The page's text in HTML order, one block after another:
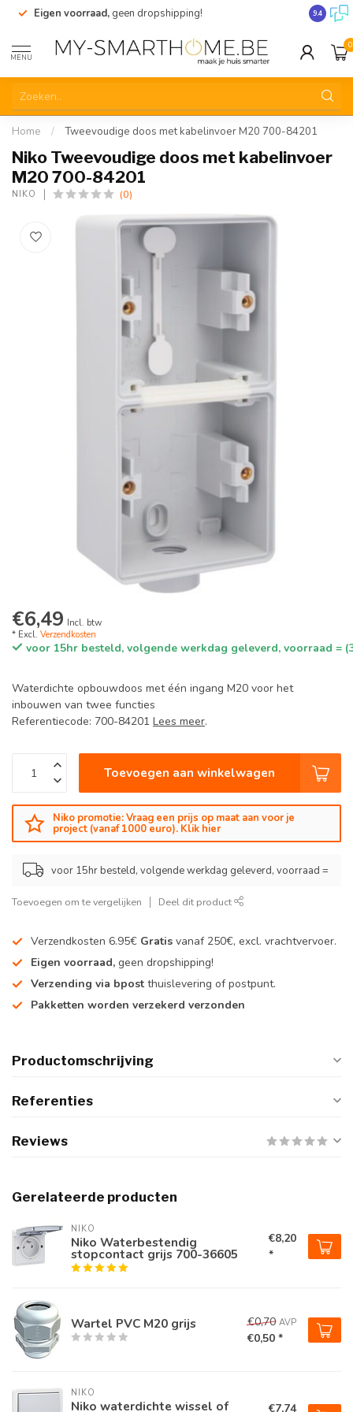
Eigen voorraad, geen dropshipping! 9.4
MENU
0
Home / Tweevoudige doos met kabelinvoer M20 700-84201
Niko Tweevoudige doos met kabelinvoer
M20 700-84201
NIKO (0)
€6,49 Incl. btw
* Excl. Verzendkosten
voor 15hr besteld, volgende werkdag geleverd, voorraad =
Waterdichte opbouwdoos met één ingang M20 voor het
inbouwen van twee functies
Referentiecode: 700-84201 Lees meer.
Toevoegen aan winkelwagen
Niko promotie: Vraag een prijs op maat aan voor je
project (vanaf 1000 euro). Klik hier
voor 15hr besteld, volgende werkdag geleverd, voorraad =
Toevoegen om te vergelijken Deel dit product
Verzendkosten 6.95€ Gratis vanaf 250€, excl. vrachtvervoer.
Eigen voorraad, geen dropshipping!
Verzending via bpost thuislevering of postpunt.
Pakketten worden verzekerd verzonden
Productomschrijving
Referenties
Reviews
Gerelateerde producten
NIKO
Niko Waterbestendig
stopcontact grijs 700-36605
€8,20
*
Wartel PVC M20 grijs €0,70 AVP
€0,50 *
NIKO
Niko waterdichte wissel of €7,74